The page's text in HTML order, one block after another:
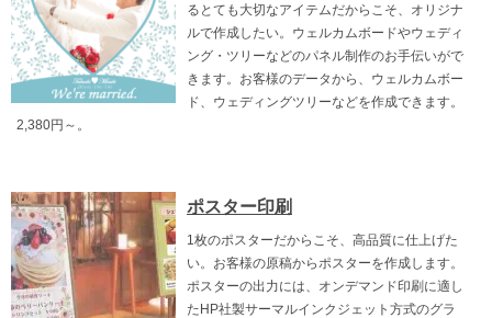
るとても大切なアイテムだからこそ、オリジナ
ルで作成したい。ウェルカムボードやウェディ
ング・ツリーなどのパネル制作のお手伝いがで
きます。お客様のデータから、ウェルカムボー
ド、ウェディングツリーなどを作成できます。
2,380円～。
ポスター印刷
1枚のポスターだからこそ、高品質に仕上げた
い。お客様の原稿からポスターを作成します。
ポスターの出力には、オンデマンド印刷に適し
たHP社製サーマルインクジェット方式のグラ